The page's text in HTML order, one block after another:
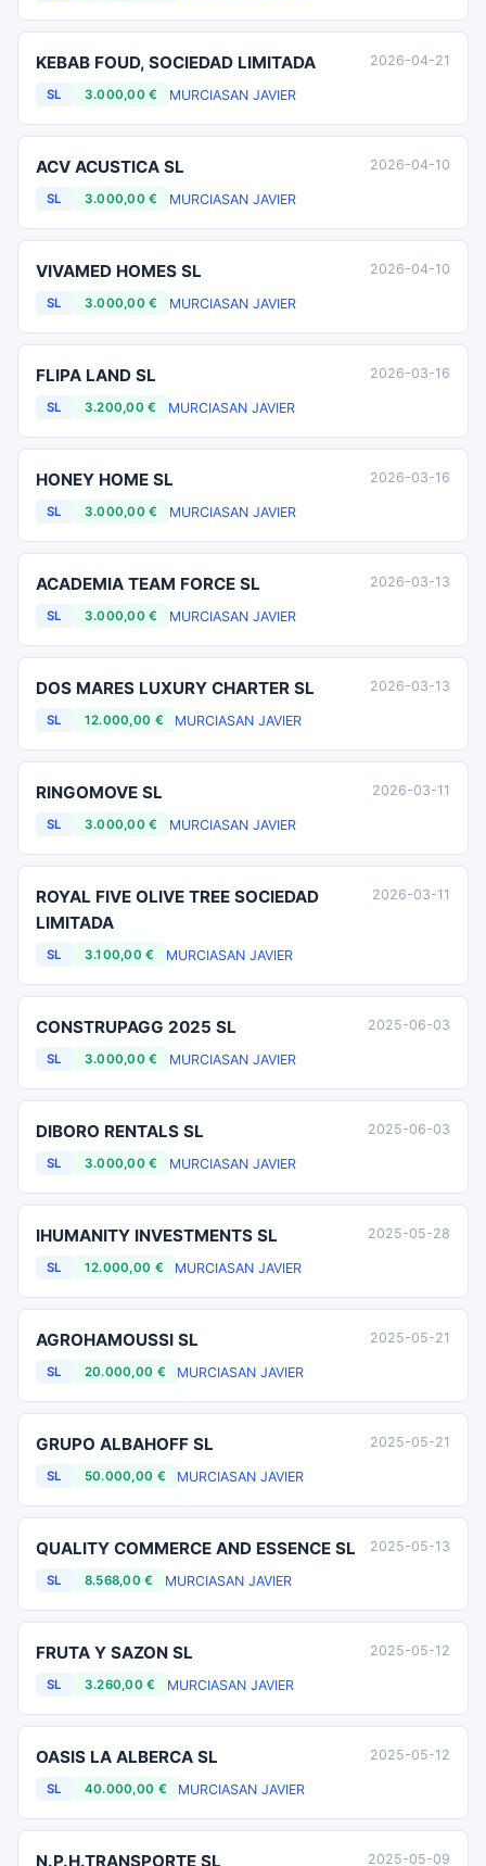
KEBAB FOUD, SOCIEDAD LIMITADA
SL 3.000,00 € MURCIASAN JAVIER
2026-04-21
ACV ACUSTICA SL
SL 3.000,00 € MURCIASAN JAVIER
2026-04-10
VIVAMED HOMES SL
SL 3.000,00 € MURCIASAN JAVIER
2026-04-10
FLIPA LAND SL
SL 3.200,00 € MURCIASAN JAVIER
2026-03-16
HONEY HOME SL
SL 3.000,00 € MURCIASAN JAVIER
2026-03-16
ACADEMIA TEAM FORCE SL
SL 3.000,00 € MURCIASAN JAVIER
2026-03-13
DOS MARES LUXURY CHARTER SL
SL 12.000,00 € MURCIASAN JAVIER
2026-03-13
RINGOMOVE SL
SL 3.000,00 € MURCIASAN JAVIER
2026-03-11
ROYAL FIVE OLIVE TREE SOCIEDAD
LIMITADA
SL 3.100,00 € MURCIASAN JAVIER
2026-03-11
CONSTRUPAGG 2025 SL
SL 3.000,00 € MURCIASAN JAVIER
2025-06-03
DIBORO RENTALS SL
SL 3.000,00 € MURCIASAN JAVIER
2025-06-03
IHUMANITY INVESTMENTS SL
SL 12.000,00 € MURCIASAN JAVIER
2025-05-28
AGROHAMOUSSI SL
SL 20.000,00 € MURCIASAN JAVIER
2025-05-21
GRUPO ALBAHOFF SL
SL 50.000,00 € MURCIASAN JAVIER
2025-05-21
QUALITY COMMERCE AND ESSENCE SL
SL 8.568,00 € MURCIASAN JAVIER
2025-05-13
FRUTA Y SAZON SL
SL 3.260,00 € MURCIASAN JAVIER
2025-05-12
OASIS LA ALBERCA SL
SL 40.000,00 € MURCIASAN JAVIER
2025-05-12
N.P.H.TRANSPORTE SL 2025-05-09